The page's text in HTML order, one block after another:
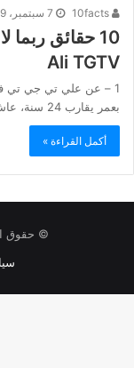
7 سبتمبر، 2019
10 حقائق
Ali TGTV
بعمر يقارب 24 سنة، عاش…
أكمل القراءة »
© حقوق النشر 2026، جميع